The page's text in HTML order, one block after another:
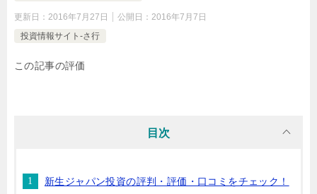
更新日： 2016年7月27日 公開日： 2016年7月7日
投資情報サイト-さ行
この記事の評価
目次
新生ジャパン投資の評判・評価・口コミをチェック！